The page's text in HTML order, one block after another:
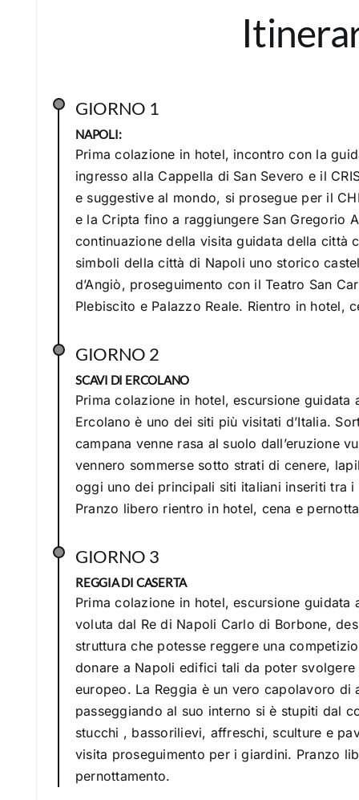
GIORNO 1
NAPOLI:
Prima colazione in hotel, incontro con la
ingresso alla Cappella di San Severo e il
e suggestive al mondo, si prosegue per il
e la Cripta fino a raggiungere San Gregorio
continuazione della visita guidata della città
simboli della città di Napoli uno storico
d’Angiò, proseguimento con il Teatro San
Plebiscito e Palazzo Reale. Rientro in hotel,
GIORNO 2
SCAVI DI ERCOLANO
Prima colazione in hotel, escursione
Ercolano è uno dei siti più visitati d’Italia.
campana venne rasa al suolo dall’eruzione
vennero sommerse sotto strati di cenere,
oggi uno dei principali siti italiani inseriti tra i
Pranzo libero rientro in hotel, cena e
GIORNO 3
REGGIA DI CASERTA
Prima colazione in hotel, escursione guidata
voluta dal Re di Napoli Carlo di Borbone,
struttura che potesse reggere una
donare a Napoli edifici tali da poter
europeo. La Reggia è un vero capolavoro di
passeggiando al suo interno si è stupiti dal
stucchi , bassorilievi, affreschi, sculture e
visita proseguimento per i giardini. Pranzo
pernottamento.